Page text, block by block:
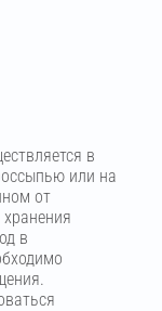
в
или на
от
в